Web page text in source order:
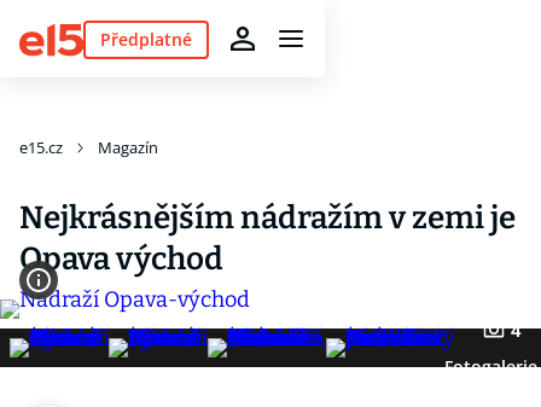
Předplatné
e15.cz Magazín
Nejkrásnějším nádražím v zemi je
Opava východ
4
Fotogalerie